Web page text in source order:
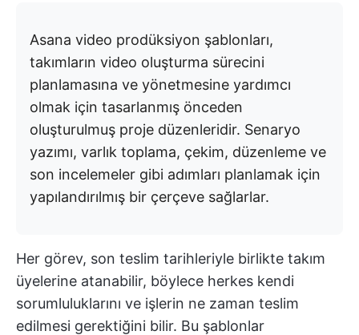
Asana video prodüksiyon şablonları,
takımların video oluşturma sürecini
planlamasına ve yönetmesine yardımcı
olmak için tasarlanmış önceden
oluşturulmuş proje düzenleridir. Senaryo
yazımı, varlık toplama, çekim, düzenleme ve
son incelemeler gibi adımları planlamak için
yapılandırılmış bir çerçeve sağlarlar.
Her görev, son teslim tarihleriyle birlikte takım
üyelerine atanabilir, böylece herkes kendi
sorumluluklarını ve işlerin ne zaman teslim
edilmesi gerektiğini bilir. Bu şablonlar